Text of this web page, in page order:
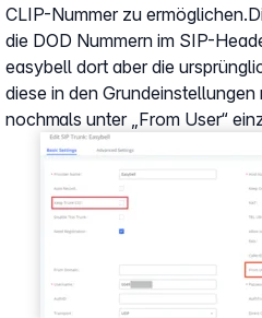
Show larger version
CLIP-Nummer zu
die DOD Nummern im SIP-
easybell dort aber die
diese in den Grundeinstellungen
nochmals unter „From User“